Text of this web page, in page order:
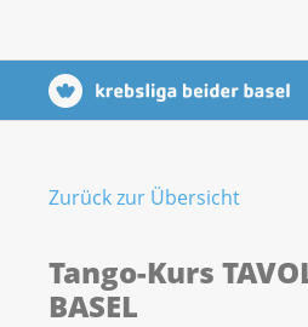
Zurück zur Übersicht
Tango-Kurs
BASEL